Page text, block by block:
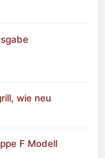
wie neu
F Modell